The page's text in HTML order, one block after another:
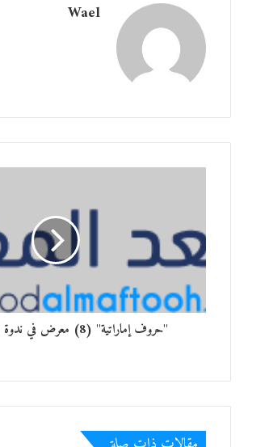
Wael
"حروف إماراتية" (8) معرض في ندوة الثقافة والعلوم